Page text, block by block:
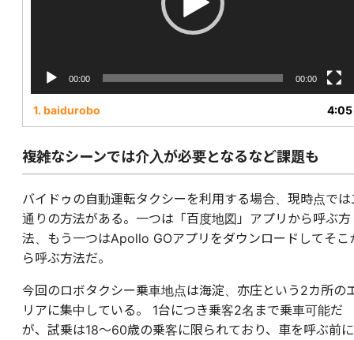
00:00 00:00
1. baidurobo 4:05
複雑なシーンでは介入が必要となるなど課題も
バイドゥの自動運転タクシーを利用する場合、現時点では
通りの方法がある。一つは「百度地図」アプリから呼ぶ方
法、もう一つはApollo GOアプリをダウンロードしてそこ
ら呼ぶ方法だ。
今回のロボタクシー乗車地点は海淀、亦庄という2カ所の
リアに集中している。 1台につき乗客2名まで乗車可能だ
が、試乗は18～60歳の乗客に限られており、車を呼ぶ前に